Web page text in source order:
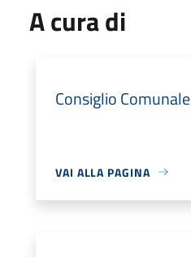
A cura di
Consiglio Comunale
VAI ALLA PAGINA